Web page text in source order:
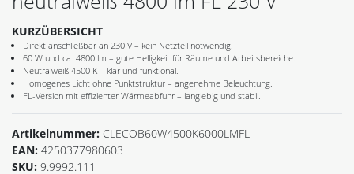
KURZÜBERSICHT
Direkt anschließbar an 230 V – kein Netzteil notwendig.
60 W und ca. 4800 lm – gute Helligkeit für Räume und Arbeitsbereiche.
Neutralweiß 4500 K – klar und funktional.
Homogenes Licht ohne Punktstruktur – angenehme Beleuchtung.
FL-Version mit effizienter Wärmeabfuhr – langlebig und stabil.
Artikelnummer: CLECOB60W4500K6000LMFL
EAN: 4250377980603
SKU: 9.9992.111